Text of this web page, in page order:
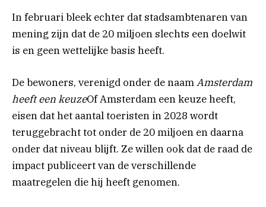
In februari bleek echter dat stadsambtenaren van
mening zijn dat de 20 miljoen slechts een doelwit
is en geen wettelijke basis heeft.
De bewoners, verenigd onder de naamAmsterdam
heeft een keuzeOf Amsterdam een ​​keuze heeft,
eisen dat het aantal toeristen in 2028 wordt
teruggebracht tot onder de 20 miljoen en daarna
onder dat niveau blijft. Ze willen ook dat de raad de
impact publiceert van de verschillende
maatregelen die hij heeft genomen.